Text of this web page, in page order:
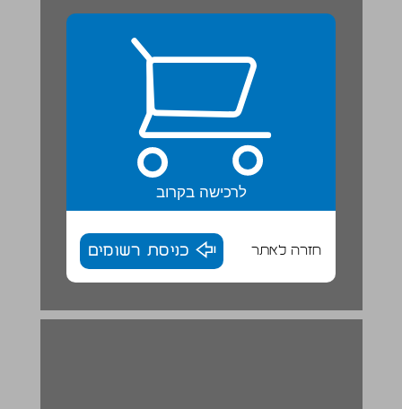
לרכישה בקרוב
חזרה לאתר כניסת רשומים